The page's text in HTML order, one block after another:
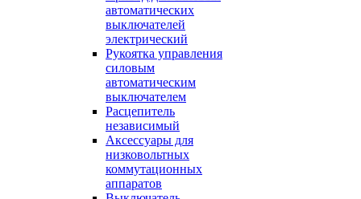
автоматических
выключателей
электрический
Рукоятка управления
силовым
автоматическим
выключателем
Расцепитель
независимый
Аксессуары для
низковольтных
коммутационных
аппаратов